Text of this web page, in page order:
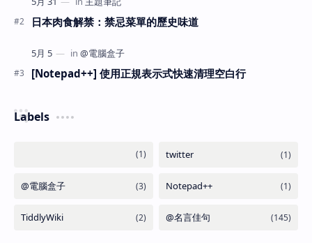
日本肉食解禁：禁忌菜單的歷史味道
[Notepad++] 使用正規表示式快速清理空白行
Labels